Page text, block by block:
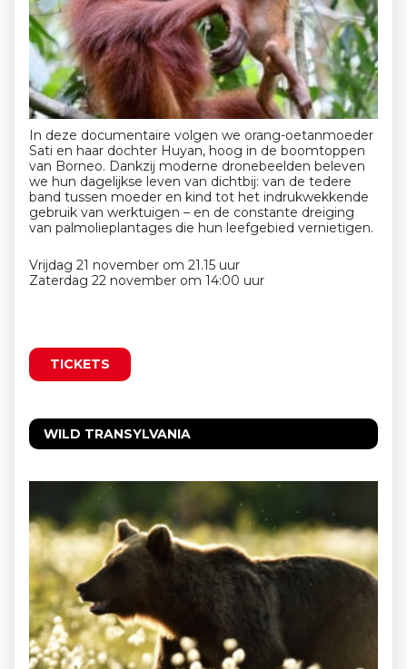
In deze documentaire volgen we orang-oetanmoeder
Sati en haar dochter Huyan, hoog in de boomtoppen
van Borneo. Dankzij moderne dronebeelden beleven
we hun dagelijkse leven van dichtbij: van de tedere
band tussen moeder en kind tot het indrukwekkende
gebruik van werktuigen – en de constante dreiging
van palmolieplantages die hun leefgebied vernietigen.
Vrijdag 21 november om 21.15 uur
Zaterdag 22 november om 14:00 uur
TICKETS
WILD TRANSYLVANIA